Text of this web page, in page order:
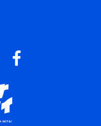
よね(´･ω･)っ旦~